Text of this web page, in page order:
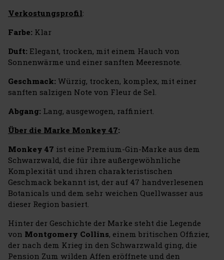
Verkostungsprofil:
Farbe: Klar
Duft: Elegant, trocken, mit einem Hauch von
Sonnenwärme und einer sanften Meeresnote.
Geschmack: Würzig, trocken, komplex, mit einer
sanften salzigen Note von Fleur de Sel.
Abgang: Lang, ausgewogen, raffiniert.
Über die Marke Monkey 47:
Monkey 47 ist eine Premium-Gin-Marke aus dem
Schwarzwald, die für ihre außergewöhnliche
Komplexität und ihren charakteristischen
Geschmack bekannt ist, der auf 47 handverlesenen
Botanicals und dem sehr weichen Quellwasser aus
dieser Region basiert.
Hinter der Geschichte der Marke steht die Legende
von Montgomery Collins, einem britischen Offizier,
der nach dem Krieg in den Schwarzwald ging, die
Pension Zum wilden Affen eröffnete und den